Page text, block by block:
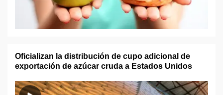
Oficializan la distribución de cupo adicional de
exportación de azúcar cruda a Estados Unidos